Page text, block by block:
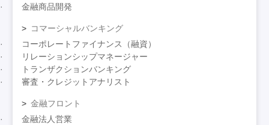
金融商品開発
コマーシャルバンキング
コーポレートファイナンス（融資）
リレーションシップマネージャー
トランザクションバンキング
審査・クレジットアナリスト
金融フロント
金融法人営業